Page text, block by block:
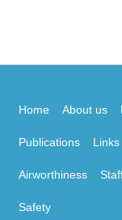
Home About us
Publications Links
Airworthiness
Safety